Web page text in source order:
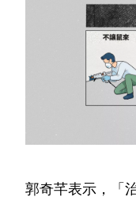
郭奇芊表示，「